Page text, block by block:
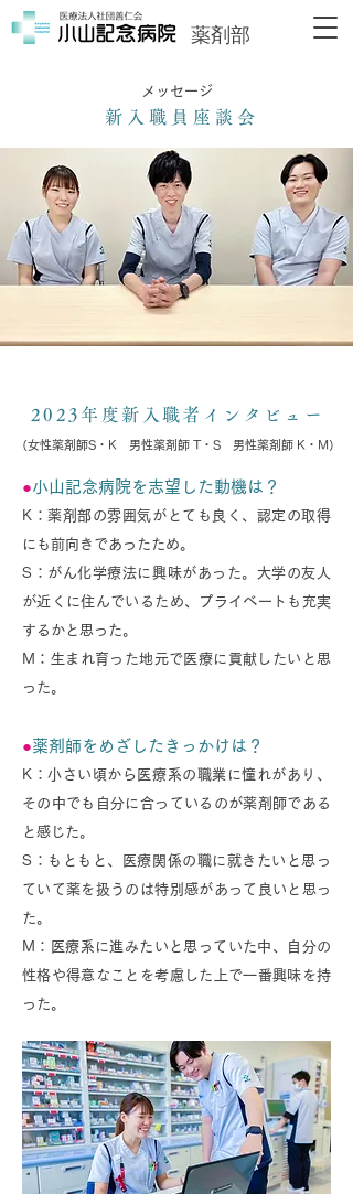
薬剤部
メッセージ
新入職員座談会
2023年度新入職者インタビュー
（女性薬剤師S・K 男性薬剤師 T・S 男性薬剤師 K・M）
●小山記念病院を志望した動機は？
K：薬剤部の雰囲気がとても良く、 認定の取得
にも前向きであったため。
S：がん化学療法に興味があった。大学の友人
が近くに住んでいるため、プライベートも充実
するかと思った。
M：生まれ育った地元で医療に貢献したいと思
った。
●薬剤師をめざしたきっかけは？
K：小さい頃から医療系の職業に憧れがあり、
その中でも自分に合っているのが薬剤師である
と感じた。
S：もともと、医療関係の職に就きたいと思っ
ていて薬を扱うのは特別感があって良いと思っ
た。
M：医療系に進みたいと思っていた中、自分の
性格や得意なことを考慮した上で一番興味を持
った。